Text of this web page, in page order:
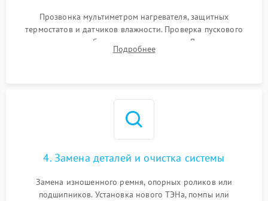
Прозвонка мультиметром нагревателя, защитных
термостатов и датчиков влажности. Проверка пускового
конденсатора, обмоток мотора и помпы. Для машин с
тепловым насосом — диагностика работы компрессора и
Подробнее
4. Замена деталей и очистка системы
Замена изношенного ремня, опорных роликов или
подшипников. Установка нового ТЭНа, помпы или